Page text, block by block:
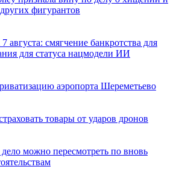
фигурантов
августа: смягчение банкротства для
для статуса нацмодели ИИ
аэропорта Шереметьево
товары от ударов дронов
можно пересмотреть по вновь